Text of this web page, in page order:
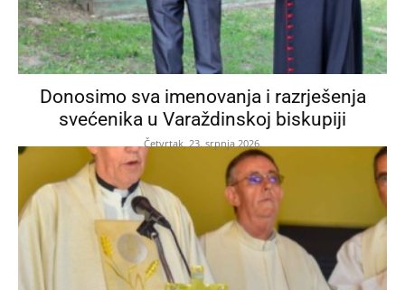
Donosimo sva imenovanja i razrješenja
svećenika u Varaždinskoj biskupiji
Četvrtak, 23. srpnja 2026.